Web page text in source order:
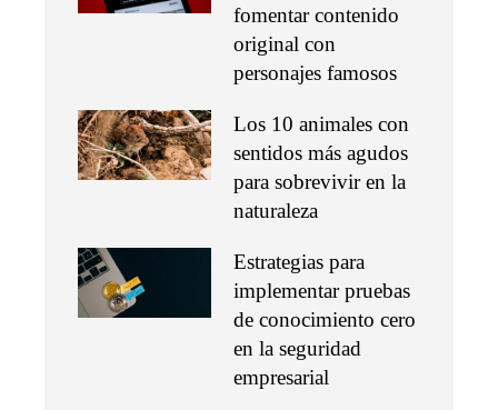
fomentar contenido
original con
personajes famosos
Los 10 animales con
sentidos más agudos
para sobrevivir en la
naturaleza
Estrategias para
implementar pruebas
de conocimiento cero
en la seguridad
empresarial